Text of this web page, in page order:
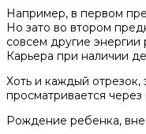
Например, в первом
Но зато во втором
совсем другие энергии
Карьера при наличии
Хоть и каждый отрезок,
просматривается
Рождение ребенка, вне